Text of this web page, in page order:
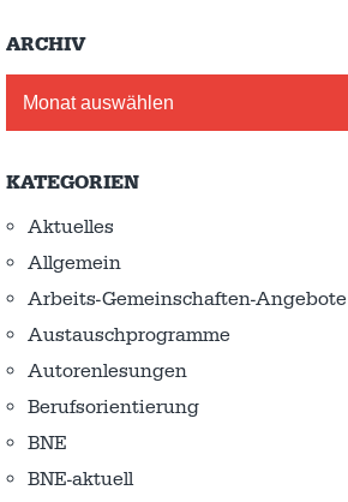
ARCHIV
KATEGORIEN
Aktuelles
Allgemein
Arbeits-Gemeinschaften-Angebote
Austausch­programme
Autorenlesungen
Berufsorientierung
BNE
BNE-aktuell